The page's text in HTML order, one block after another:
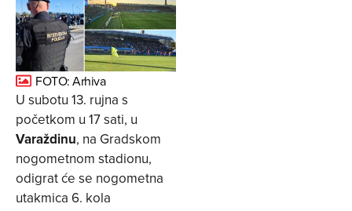
FOTO: Arhiva
U subotu 13. rujna s
početkom u 17 sati, u
Varaždinu, na Gradskom
nogometnom stadionu,
odigrat će se nogometna
utakmica 6. kola